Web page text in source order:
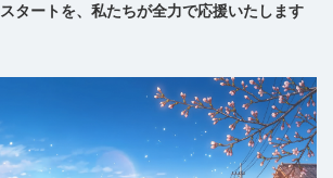
タートを、私たちが全力で応援いたします